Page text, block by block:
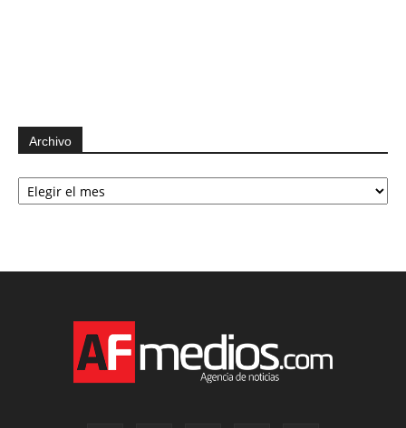
Archivo
Archivo